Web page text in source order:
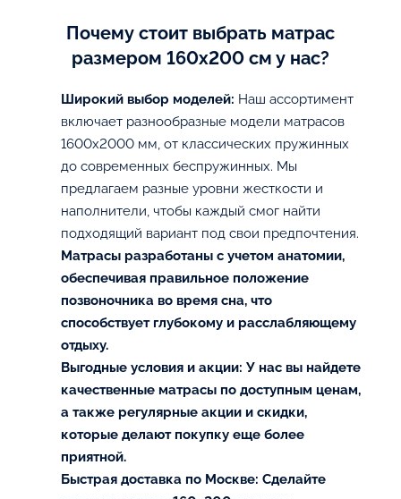
Почему стоит выбрать матрас
размером 160х200 см у нас?
Широкий выбор моделей: Наш ассортимент
включает разнообразные модели матрасов
1600х2000 мм, от классических пружинных
до современных беспружинных. Мы
предлагаем разные уровни жесткости и
наполнители, чтобы каждый смог найти
подходящий вариант под свои предпочтения.
Матрасы разработаны с учетом анатомии,
обеспечивая правильное положение
позвоночника во время сна, что
способствует глубокому и расслабляющему
отдыху.
Выгодные условия и акции: У нас вы найдете
качественные матрасы по доступным ценам,
а также регулярные акции и скидки,
которые делают покупку еще более
приятной.
Быстрая доставка по Москве: Сделайте